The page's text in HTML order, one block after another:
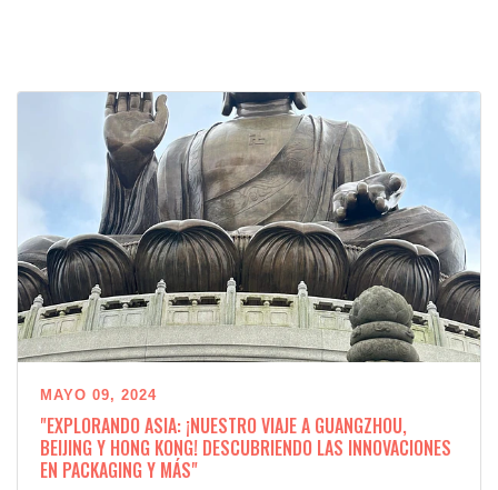
MAYO 09, 2024
"EXPLORANDO ASIA: ¡NUESTRO VIAJE A GUANGZHOU,
BEIJING Y HONG KONG! DESCUBRIENDO LAS INNOVACIONES
EN PACKAGING Y MÁS"